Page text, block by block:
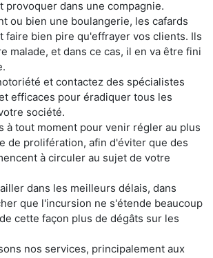
provoquer dans une compagnie.
ou bien une boulangerie, les cafards
faire bien pire qu'effrayer vos clients. Ils
malade, et dans ce cas, il en va être fini
et contactez des spécialistes
efficaces pour éradiquer tous les
société.
à tout moment pour venir régler au plus
de prolifération, afin d'éviter que des
à circuler au sujet de votre
dans les meilleurs délais, dans
que l'incursion ne s'étende beaucoup
cette façon plus de dégâts sur les
nos services, principalement aux